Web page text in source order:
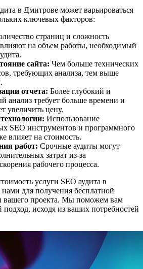
в Дмитрове может варьироваться
ключевых факторов:
страниц и сложность
на объем работы, необходимый
сайта: Чем больше технических
требующих анализа, тем выше
отчета: Более глубокий и
анализ требует больше времени и
увеличить цену.
Использование
SEO инструментов и программного
влияет на стоимость.
работ: Срочные аудиты могут
затрат из-за
рабочего процесса.
услуги SEO аудита в
для получения бесплатной
вашего проекта. Мы поможем вам
исходя из ваших потребностей